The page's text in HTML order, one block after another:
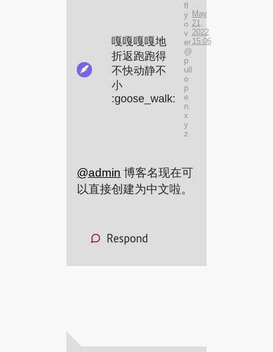
嘎嘎嘎嘎地
折返跑跑得
不快动静不
小
:goose_walk:
fl
y
o
v
er
@
p
ull
o
p
e
n.
x
y
z
May
21,
2022
15:06
@admin 博客名现在可
以直接创建为中文啦。
Respond